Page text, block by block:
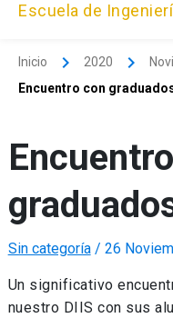
Escuela de
Inicio 2020
Encuentro con
Sin categoría/ 26
Un significativo
nuestro DIIS con sus